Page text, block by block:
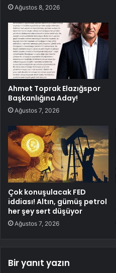
Ağustos 8, 2026
Ahmet Toprak Elazığspor
Başkanlığına Aday!
Ağustos 7, 2026
Çok konuşulacak FED
iddiası! Altın, gümüş petrol
her şey sert düşüyor
Ağustos 7, 2026
Bir yanıt yazın